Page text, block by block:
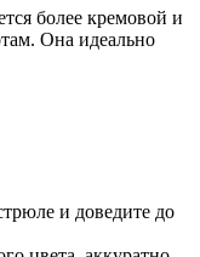
более кремовой и
Она идеально
и доведите до